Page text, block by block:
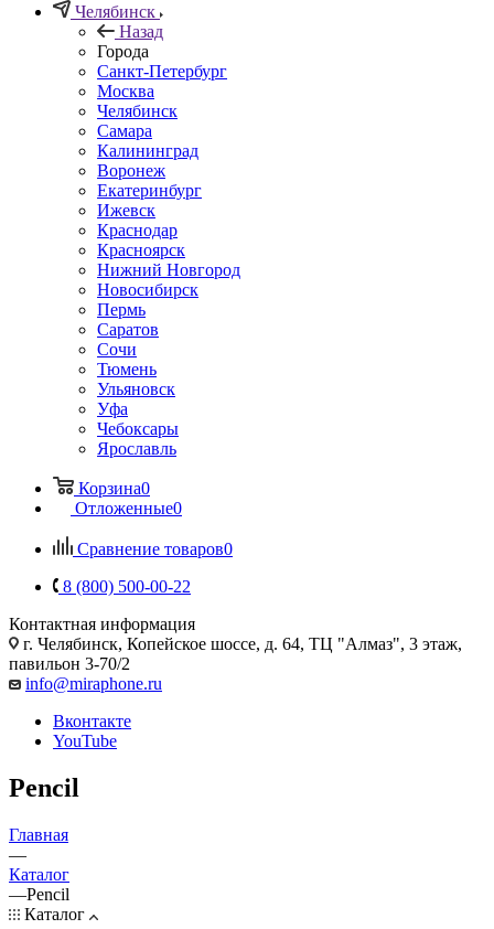
Челябинск
Назад
Города
Санкт-Петербург
Москва
Челябинск
Самара
Калининград
Воронеж
Екатеринбург
Ижевск
Краснодар
Красноярск
Нижний Новгород
Новосибирск
Пермь
Саратов
Сочи
Тюмень
Ульяновск
Уфа
Чебоксары
Ярославль
Корзина0
Отложенные0
Сравнение товаров0
8 (800) 500-00-22
Контактная информация
г. Челябинск, Копейское шоссе, д. 64, ТЦ "Алмаз", 3 этаж,
павильон 3-70/2
info@miraphone.ru
Вконтакте
YouTube
Pencil
Главная
—
Каталог
—Pencil
Каталог